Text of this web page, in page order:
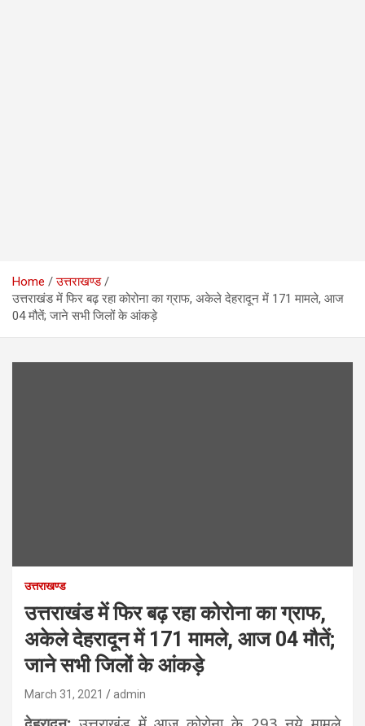
Home
उत्तराखण्ड
उत्तराखंड में फिर बढ़ रहा कोरोना का ग्राफ, अकेले देहरादून में 171 मामले, आज
04 मौतें; जाने सभी जिलों के आंकड़े
उत्तराखण्ड
उत्तराखंड में फिर बढ़ रहा कोरोना का ग्राफ,
अकेले देहरादून में 171 मामले, आज 04 मौतें;
जाने सभी जिलों के आंकड़े
March 31, 2021 admin